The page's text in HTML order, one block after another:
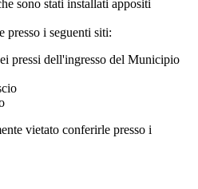
sono stati installati appositi
presso i seguenti siti:
pressi dell'ingresso del Municipio
vietato conferirle presso i